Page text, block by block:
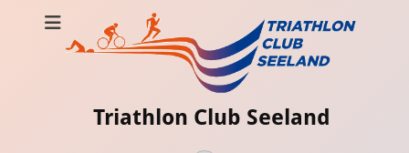
Triathlon Club Seeland